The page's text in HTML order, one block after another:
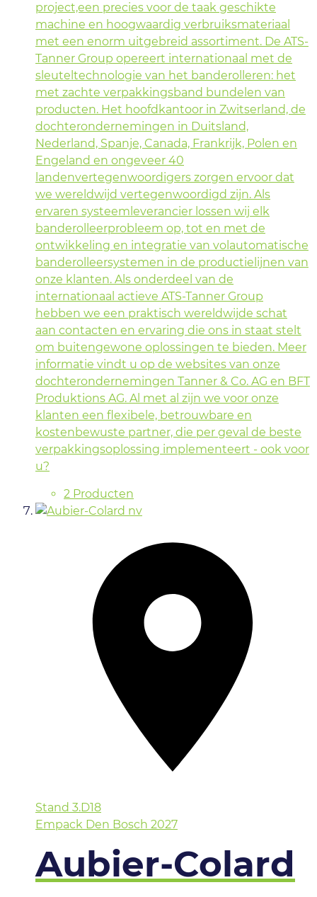
project,een precies voor de taak geschikte
machine en hoogwaardig verbruiksmateriaal
met een enorm uitgebreid assortiment. De ATS-
Tanner Group opereert internationaal met de
sleuteltechnologie van het banderolleren: het
met zachte verpakkingsband bundelen van
producten. Het hoofdkantoor in Zwitserland, de
dochterondernemingen in Duitsland,
Nederland, Spanje, Canada, Frankrijk, Polen en
Engeland en ongeveer 40
landenvertegenwoordigers zorgen ervoor dat
we wereldwijd vertegenwoordigd zijn. Als
ervaren systeemleverancier lossen wij elk
banderolleerprobleem op, tot en met de
ontwikkeling en integratie van volautomatische
banderolleersystemen in de productielijnen van
onze klanten. Als onderdeel van de
internationaal actieve ATS-Tanner Group
hebben we een praktisch wereldwijde schat
aan contacten en ervaring die ons in staat stelt
om buitengewone oplossingen te bieden. Meer
informatie vindt u op de websites van onze
dochterondernemingen Tanner & Co. AG en BFT
Produktions AG. Al met al zijn we voor onze
klanten een flexibele, betrouwbare en
kostenbewuste partner, die per geval de beste
verpakkingsoplossing implementeert - ook voor
u?
2 Producten
Stand 3.D18
Empack Den Bosch 2027
Aubier-Colard